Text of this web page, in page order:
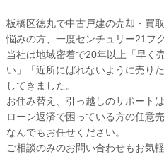
板橋区徳丸で中古戸建の売却・買
悩みの方、一度センチュリー21フ
当社は地域密着で20年以上「早く
い」「近所にばれないように売り
してきました。
お住み替え、引っ越しのサポート
ローン返済で困っている方の任意
なんでもお任せください。
ご相談のみのお問い合わせもお気